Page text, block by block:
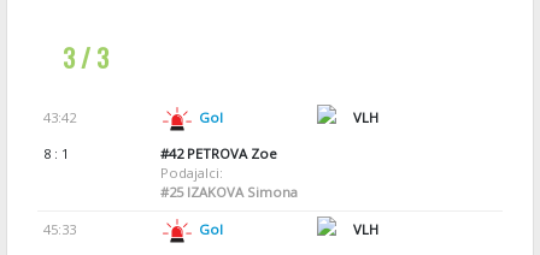
3 / 3
43:42 Gol
VLH
8 : 1
#42PETROVA Zoe
Podajalci:
#25IZAKOVA Simona
45:33 Gol
VLH